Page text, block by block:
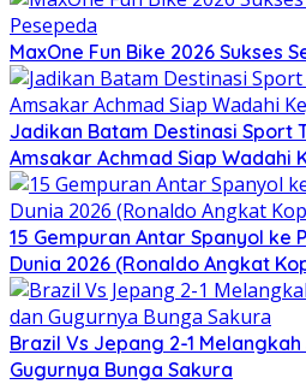
MaxOne Fun Bike 2026 Sukses
Jadikan Batam Destinasi Sport
Amsakar Achmad Siap Wadahi
15 Gempuran Antar Spanyol ke
Dunia 2026 (Ronaldo Angkat
Brazil Vs Jepang 2-1
Gugurnya Bunga Sakura